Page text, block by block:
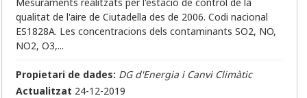
Mesuraments realitzats per l'estació de control de la
qualitat de l'aire de Ciutadella des de 2006. Codi nacional
ES1828A. Les concentracions dels contaminants SO2, NO,
NO2, O3,...
Propietari de dades: DG d'Energia i Canvi Climàtic
Actualitzat 24-12-2019